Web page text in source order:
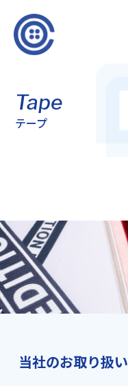
Tape
テープ
当社のお取り扱い